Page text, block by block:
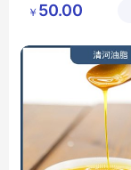
正宗稻米油
￥ 50.00